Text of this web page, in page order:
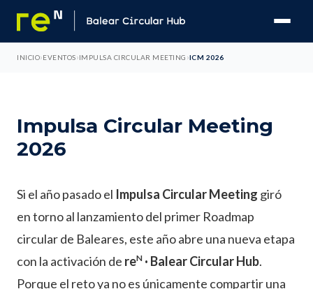
INICIO›EVENTOS›IMPULSA CIRCULAR MEETING ›ICM 2026
Impulsa Circular Meeting
2026
Si el año pasado el Impulsa Circular Meeting giró
en torno al lanzamiento del primer Roadmap
circular de Baleares, este año abre una nueva etapa
con la activación de reN · Balear Circular Hub.
Porque el reto ya no es únicamente compartir una